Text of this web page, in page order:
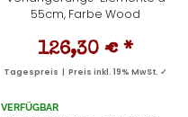
55cm, Farbe Wood
126,30 € *
Tagespreis | Preis inkl. 19% MwSt. ✓
VERFÜGBAR